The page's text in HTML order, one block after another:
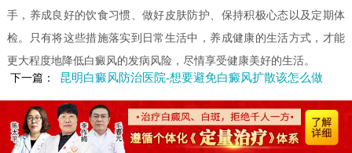
手，养成良好的饮食习惯、做好皮肤防护、保持积极心态以及定期体
检。只有将这些措施落实到日常生活中，养成健康的生活方式，才能
更大程度地降低白癜风的发病风险，尽情享受健康美好的生活。
下一篇：
昆明白癜风防治医院-想要避免白癜风扩散该怎么做